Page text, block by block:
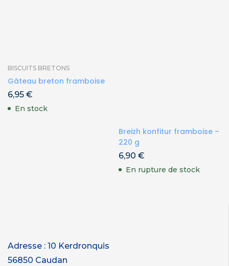
BISCUITS BRETONS
Gâteau breton framboise
6,95 €
En stock
Breizh konfitur framboise –
220 g
6,90 €
En rupture de stock
Adresse : 10 Kerdronquis
56850 Caudan